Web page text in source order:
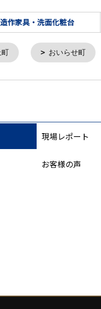
造作家具・洗面化粧台
町 おいらせ町
現場レポート
お客様の声